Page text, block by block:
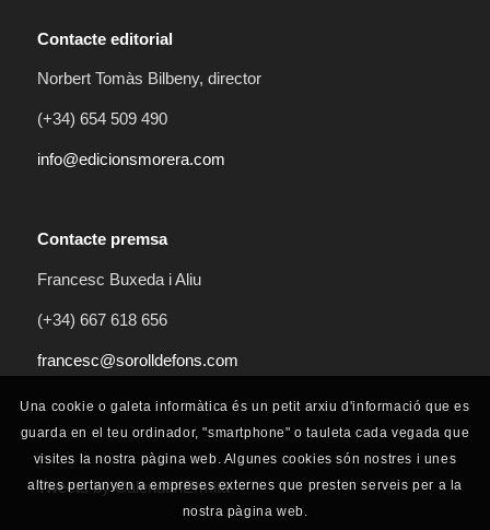
Contacte editorial
Norbert Tomàs Bilbeny, director
(+34) 654 509 490
info@edicionsmorera.com
Contacte premsa
Francesc Buxeda i Aliu
(+34) 667 618 656
francesc@sorolldefons.com
Tweets by CalendariErmita
Una cookie o galeta informàtica és un petit arxiu d'informació que es
guarda en el teu ordinador, "smartphone" o tauleta cada vegada que
visites la nostra pàgina web. Algunes cookies són nostres i unes
altres pertanyen a empreses externes que presten serveis per a la
nostra pàgina web.